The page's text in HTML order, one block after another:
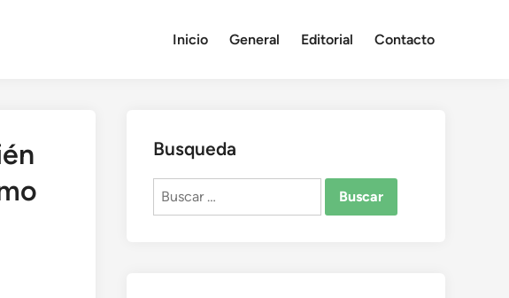
Inicio General Editorial Contacto
Busqueda
Buscar: